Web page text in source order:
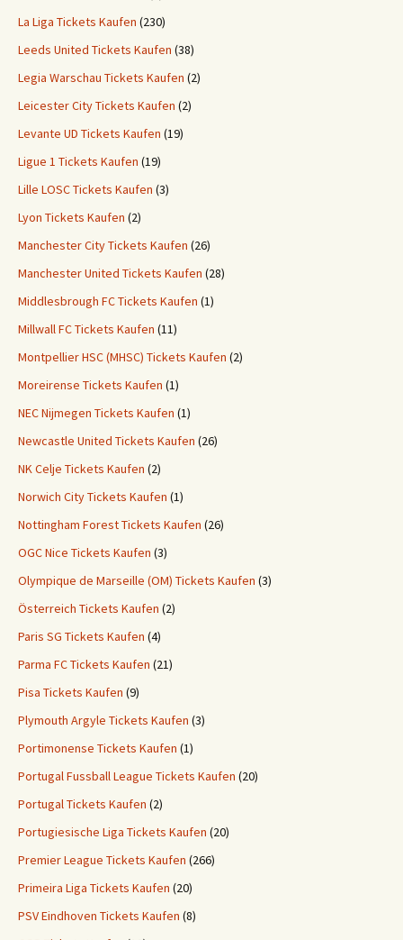
La Liga Tickets Kaufen (230)
Leeds United Tickets Kaufen (38)
Legia Warschau Tickets Kaufen (2)
Leicester City Tickets Kaufen (2)
Levante UD Tickets Kaufen (19)
Ligue 1 Tickets Kaufen (19)
Lille LOSC Tickets Kaufen (3)
Lyon Tickets Kaufen (2)
Manchester City Tickets Kaufen (26)
Manchester United Tickets Kaufen (28)
Middlesbrough FC Tickets Kaufen (1)
Millwall FC Tickets Kaufen (11)
Montpellier HSC (MHSC) Tickets Kaufen (2)
Moreirense Tickets Kaufen (1)
NEC Nijmegen Tickets Kaufen (1)
Newcastle United Tickets Kaufen (26)
NK Celje Tickets Kaufen (2)
Norwich City Tickets Kaufen (1)
Nottingham Forest Tickets Kaufen (26)
OGC Nice Tickets Kaufen (3)
Olympique de Marseille (OM) Tickets Kaufen (3)
Österreich Tickets Kaufen (2)
Paris SG Tickets Kaufen (4)
Parma FC Tickets Kaufen (21)
Pisa Tickets Kaufen (9)
Plymouth Argyle Tickets Kaufen (3)
Portimonense Tickets Kaufen (1)
Portugal Fussball League Tickets Kaufen (20)
Portugal Tickets Kaufen (2)
Portugiesische Liga Tickets Kaufen (20)
Premier League Tickets Kaufen (266)
Primeira Liga Tickets Kaufen (20)
PSV Eindhoven Tickets Kaufen (8)